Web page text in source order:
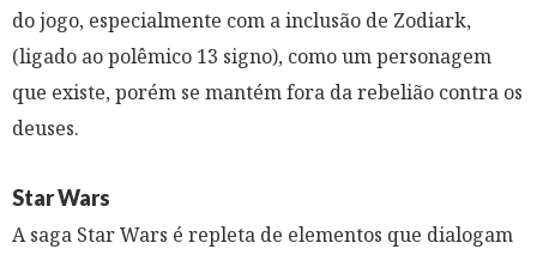
do jogo, especialmente com a inclusão de Zodiark,
(ligado ao polêmico 13 signo), como um personagem
que existe, porém se mantém fora da rebelião contra os
deuses.
Star Wars
A saga Star Wars é repleta de elementos que dialogam